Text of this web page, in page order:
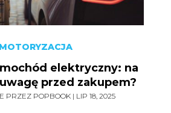
MOTORYZACJA
elektryczny: na
przed zakupem?
PRZEZ POPBOOK | LIP 18, 2025